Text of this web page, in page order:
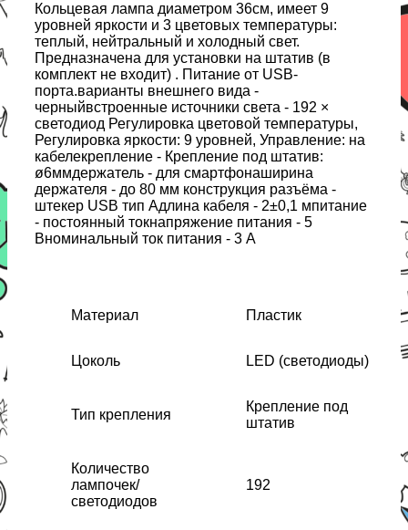
Кольцевая лампа диаметром 36см, имеет 9
уровней яркости и 3 цветовых температуры:
теплый, нейтральный и холодный свет.
Предназначена для установки на штатив (в
комплект не входит) . Питание от USB-
порта.варианты внешнего вида -
черныйвстроенные источники света - 192 ×
светодиод Регулировка цветовой температуры,
Регулировка яркости: 9 уровней, Управление: на
кабелекрепление - Крепление под штатив:
ø6ммдержатель - для смартфонаширина
держателя - до 80 мм конструкция разъёма -
штекер USB тип Aдлина кабеля - 2±0,1 мпитание
- постоянный токнапряжение питания - 5
Вноминальный ток питания - 3 А
Материал Пластик
Цоколь LED (светодиоды)
Тип крепления
Крепление под
штатив
Количество
лампочек/
светодиодов
192